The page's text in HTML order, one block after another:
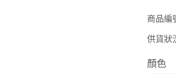
商品編
供貨狀
顏色